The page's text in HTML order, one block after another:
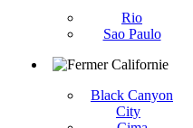
Rio
Sao Paulo
Californie
Black Canyon
City